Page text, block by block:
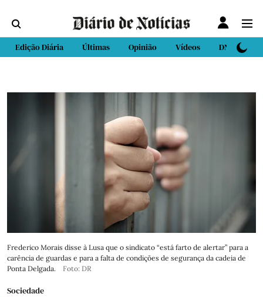
Edição Diária Últimas Opinião Vídeos DN Sport
Frederico Morais disse à Lusa que o sindicato “está farto de alertar” para a
carência de guardas e para a falta de condições de segurança da cadeia de
Ponta Delgada.
Foto: DR
Sociedade